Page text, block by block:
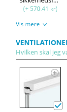
(+ 570.41 kr)
Vis mere
Hvilken skal jeg